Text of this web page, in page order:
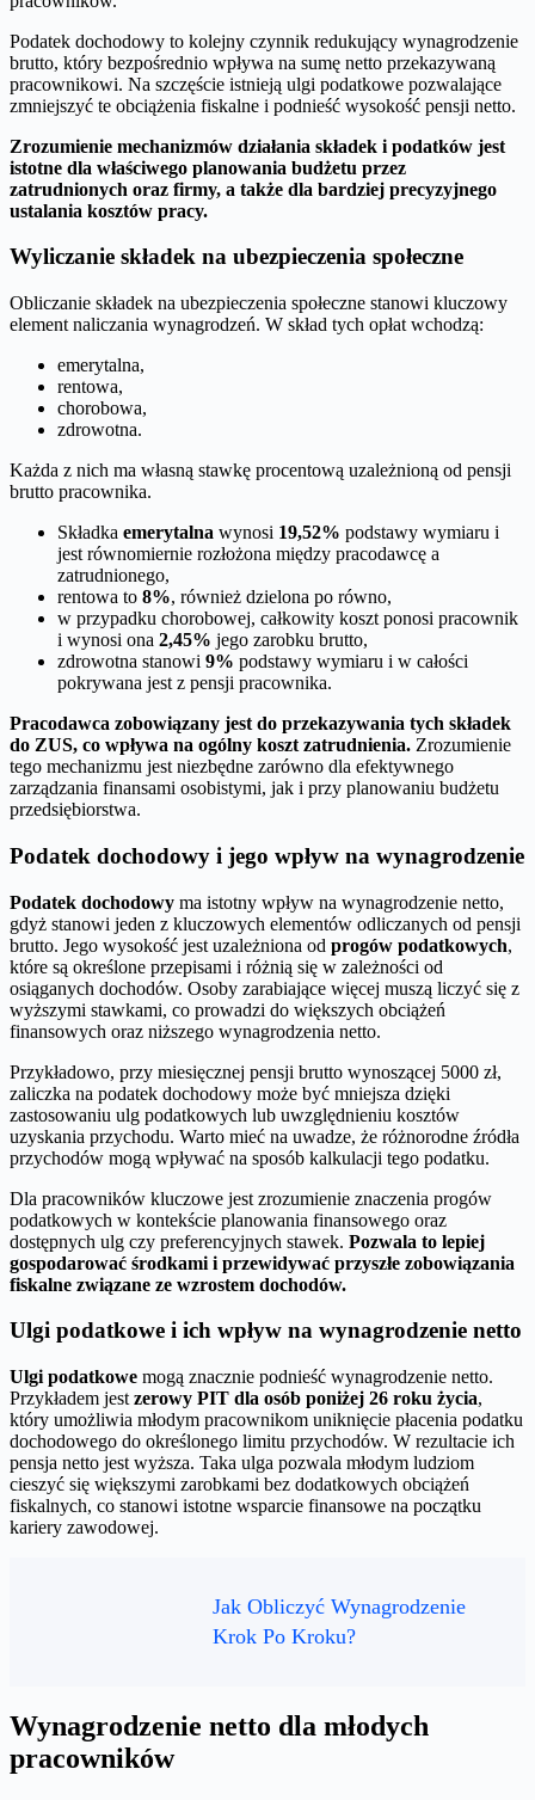
Podatek dochodowy to kolejny czynnik redukujący wynagrodzenie
brutto, który bezpośrednio wpływa na sumę netto przekazywaną
pracownikowi. Na szczęście istnieją ulgi podatkowe pozwalające
zmniejszyć te obciążenia fiskalne i podnieść wysokość pensji netto.
Zrozumienie mechanizmów działania składek i podatków jest
istotne dla właściwego planowania budżetu przez
zatrudnionych oraz firmy, a także dla bardziej precyzyjnego
ustalania kosztów pracy.
Wyliczanie składek na ubezpieczenia społeczne
Obliczanie składek na ubezpieczenia społeczne stanowi kluczowy
element naliczania wynagrodzeń. W skład tych opłat wchodzą:
emerytalna,
rentowa,
chorobowa,
zdrowotna.
Każda z nich ma własną stawkę procentową uzależnioną od pensji
brutto pracownika.
Składka emerytalna wynosi 19,52% podstawy wymiaru i
jest równomiernie rozłożona między pracodawcę a
zatrudnionego,
rentowa to 8%, również dzielona po równo,
w przypadku chorobowej, całkowity koszt ponosi pracownik
i wynosi ona 2,45% jego zarobku brutto,
zdrowotna stanowi 9% podstawy wymiaru i w całości
pokrywana jest z pensji pracownika.
Pracodawca zobowiązany jest do przekazywania tych składek
do ZUS, co wpływa na ogólny koszt zatrudnienia. Zrozumienie
tego mechanizmu jest niezbędne zarówno dla efektywnego
zarządzania finansami osobistymi, jak i przy planowaniu budżetu
przedsiębiorstwa.
Podatek dochodowy i jego wpływ na wynagrodzenie
Podatek dochodowy ma istotny wpływ na wynagrodzenie netto,
gdyż stanowi jeden z kluczowych elementów odliczanych od pensji
brutto. Jego wysokość jest uzależniona od progów podatkowych,
które są określone przepisami i różnią się w zależności od
osiąganych dochodów. Osoby zarabiające więcej muszą liczyć się z
wyższymi stawkami, co prowadzi do większych obciążeń
finansowych oraz niższego wynagrodzenia netto.
Przykładowo, przy miesięcznej pensji brutto wynoszącej 5000 zł,
zaliczka na podatek dochodowy może być mniejsza dzięki
zastosowaniu ulg podatkowych lub uwzględnieniu kosztów
uzyskania przychodu. Warto mieć na uwadze, że różnorodne źródła
przychodów mogą wpływać na sposób kalkulacji tego podatku.
Dla pracowników kluczowe jest zrozumienie znaczenia progów
podatkowych w kontekście planowania finansowego oraz
dostępnych ulg czy preferencyjnych stawek. Pozwala to lepiej
gospodarować środkami i przewidywać przyszłe zobowiązania
fiskalne związane ze wzrostem dochodów.
Ulgi podatkowe i ich wpływ na wynagrodzenie netto
Ulgi podatkowe mogą znacznie podnieść wynagrodzenie netto.
Przykładem jest zerowy PIT dla osób poniżej 26 roku życia,
który umożliwia młodym pracownikom uniknięcie płacenia podatku
dochodowego do określonego limitu przychodów. W rezultacie ich
pensja netto jest wyższa. Taka ulga pozwala młodym ludziom
cieszyć się większymi zarobkami bez dodatkowych obciążeń
fiskalnych, co stanowi istotne wsparcie finansowe na początku
kariery zawodowej.
Jak Obliczyć Wynagrodzenie
Krok Po Kroku?
Wynagrodzenie netto dla młodych
pracowników